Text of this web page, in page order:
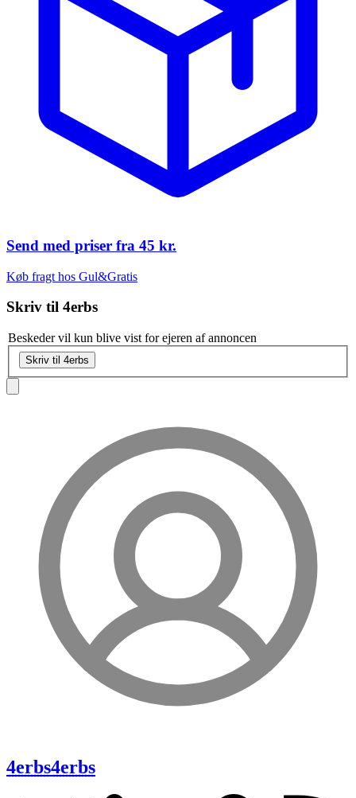
Send med priser fra 45 kr.
Køb fragt hos Gul&Gratis
Skriv til 4erbs
Beskeder vil kun blive vist for ejeren af annoncen
Skriv til 4erbs
4erbs4erbs